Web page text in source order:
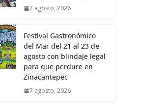
7 agosto, 2026
Festival Gastronómico
del Mar del 21 al 23 de
agosto con blindaje legal
para que perdure en
Zinacantepec
7 agosto, 2026